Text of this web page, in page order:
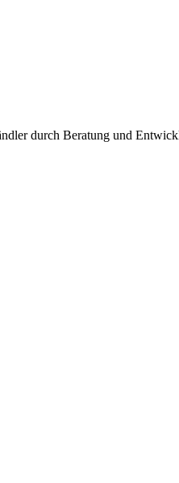
durch Beratung und